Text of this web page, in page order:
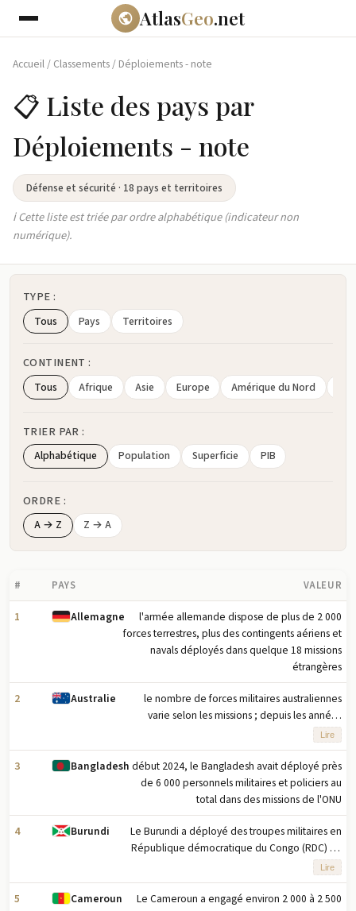
AtlasGeo.net
Accueil/ Classements/ Déploiements - note
📋 Liste des pays par
Déploiements - note
Défense et sécurité · 18 pays et territoires
ℹ️ Cette liste est triée par ordre alphabétique (indicateur non
numérique).
TYPE :
Tous Pays Territoires
CONTINENT :
Tous Afrique Asie Europe Amérique du Nord
TRIER PAR :
Alphabétique Population Superficie PIB
ORDRE :
A → Z Z → A
# PAYS VALEUR
1 Allemagne
l'armée allemande dispose de plus de 2 000
forces terrestres, plus des contingents aériens et
navals déployés dans quelque 18 missions
étrangères
2 Australie
le nombre de forces militaires australiennes
varie selon les missions ; depuis les années
1990, l'Australie a déployé plus de 30 000
militaires dans près de 100 opérations de
maintien de la paix de l'ONU et opérations
militaires de coalition à travers le monde
Lire
3 Bangladesh début 2024, le Bangladesh avait déployé près
de 6 000 personnels militaires et policiers au
total dans des missions de l'ONU
4 Burundi
Le Burundi a déployé des troupes militaires en
République démocratique du Congo (RDC) en
2022 dans le cadre d'une force régionale est-
africaine ; en 2025, un contingent était toujours
présent en RDC
Lire
5 Cameroun
Le Cameroun a engagé environ 2 000 à 2 500